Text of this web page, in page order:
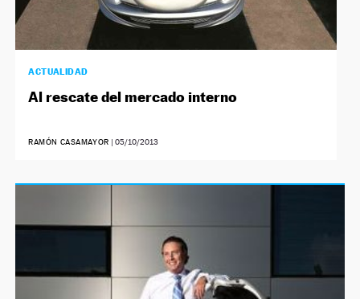
ACTUALIDAD
Al rescate del mercado interno
RAMÓN CASAMAYOR | 05/10/2013